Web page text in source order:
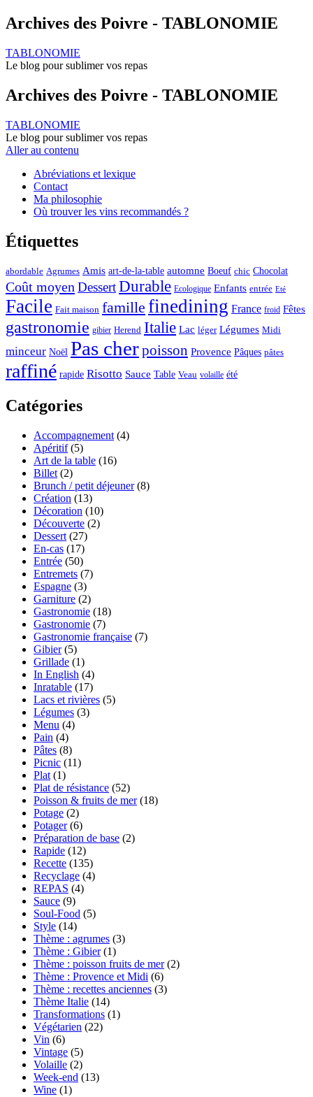
Archives des Poivre - TABLONOMIE
TABLONOMIE
Le blog pour sublimer vos repas
Archives des Poivre - TABLONOMIE
TABLONOMIE
Le blog pour sublimer vos repas
Aller au contenu
Abréviations et lexique
Contact
Ma philosophie
Où trouver les vins recommandés ?
Étiquettes
abordable Agrumes Amis art-de-la-table automne Boeuf chic Chocolat
Coût moyenDessertDurable Ecologique Enfants entrée Eté
Facile Fait maison famille finedining France froid Fêtes
gastronomie gibier Herend Italie Lac léger Légumes Midi
minceur Noël Pas cherpoisson Provence Pâques pâtes
raffiné rapide Risotto Sauce Table Veau volaille été
Catégories
Accompagnement (4)
Apéritif(5)
Art de la table (16)
Billet (2)
Brunch / petit déjeuner(8)
Création (13)
Décoration (10)
Découverte (2)
Dessert (27)
En-cas (17)
Entrée (50)
Entremets (7)
Espagne (3)
Garniture (2)
Gastronomie (18)
Gastronomie (7)
Gastronomie française (7)
Gibier(5)
Grillade (1)
In English (4)
Inratable (17)
Lacs et rivières (5)
Légumes (3)
Menu (4)
Pain (4)
Pâtes (8)
Picnic (11)
Plat (1)
Plat de résistance (52)
Poisson & fruits de mer(18)
Potage (2)
Potager(6)
Préparation de base (2)
Rapide (12)
Recette (135)
Recyclage (4)
REPAS (4)
Sauce (9)
Soul-Food (5)
Style (14)
Thème : agrumes (3)
Thème : Gibier(1)
Thème : poisson fruits de mer(2)
Thème : Provence et Midi (6)
Thème : recettes anciennes (3)
Thème Italie (14)
Transformations (1)
Végétarien (22)
Vin (6)
Vintage (5)
Volaille (2)
Week-end (13)
Wine (1)